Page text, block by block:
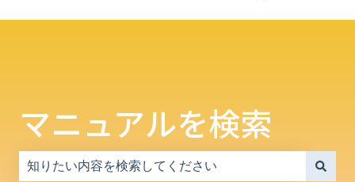
マニュアルを検索